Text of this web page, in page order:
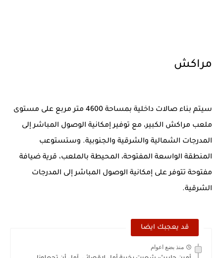
مراكش
سيتم بناء صالات داخلية بمساحة 4600 متر مربع على مستوى
ملعب مراكش الكبير، مع توفير إمكانية الوصول المباشر إلى
المدرجات الشمالية والشرقية والجنوبية. وستستوعب
المنطقة الواسعة المفتوحة، المحيطة بالملعب، قرية ضيافة
مفتوحة تتوفر على إمكانية الوصول المباشر إلى المدرجات
الشرقية.
قد يعجبك ايضا
منذ بضع اعوام